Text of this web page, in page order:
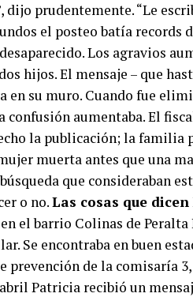
dijo prudentemente. “Le
el posteo batía
Los agravios
hijos. El mensaje – que
en su muro. Cuando fue
confusión aumentaba. El
la publicación; la
muerta antes que una
que consideraban
o no.Las cosas que dicen
el barrio Colinas de
Se encontraba en buen
prevención de la comisaría
Patricia recibió un